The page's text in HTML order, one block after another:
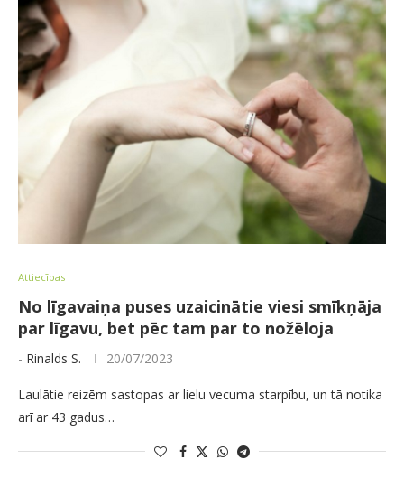
Attiecības
No līgavaiņa puses uzaicinātie viesi smīkņāja
par līgavu, bet pēc tam par to nožēloja
- Rinalds S. 20/07/2023
Laulātie reizēm sastopas ar lielu vecuma starpību, un tā notika
arī ar 43 gadus…